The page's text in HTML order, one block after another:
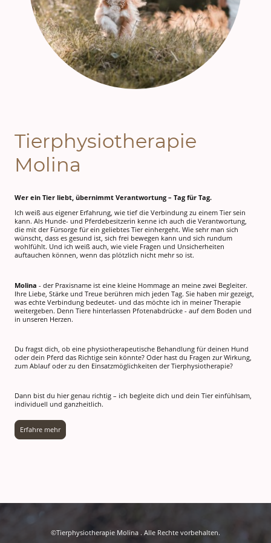
Tierphysiotherapie
Molina
Wer ein Tier liebt, übernimmt Verantwortung – Tag für Tag.
Ich weiß aus eigener Erfahrung, wie tief die Verbindung zu einem Tier sein
kann. Als Hunde- und Pferdebesitzerin kenne ich auch die Verantwortung,
die mit der Fürsorge für ein geliebtes Tier einhergeht. Wie sehr man sich
wünscht, dass es gesund ist, sich frei bewegen kann und sich rundum
wohlfühlt. Und ich weiß auch, wie viele Fragen und Unsicherheiten
auftauchen können, wenn das plötzlich nicht mehr so ist.
Molina - der Praxisname ist eine kleine Hommage an meine zwei Begleiter.
Ihre Liebe, Stärke und Treue berühren mich jeden Tag. Sie haben mir gezeigt,
was echte Verbindung bedeutet- und das möchte ich in meiner Therapie
weitergeben. Denn Tiere hinterlassen Pfotenabdrücke - auf dem Boden und
in unseren Herzen.
Du fragst dich, ob eine physiotherapeutische Behandlung für deinen Hund
oder dein Pferd das Richtige sein könnte? Oder hast du Fragen zur Wirkung,
zum Ablauf oder zu den Einsatzmöglichkeiten der Tierphysiotherapie?
Dann bist du hier genau richtig – ich begleite dich und dein Tier einfühlsam,
individuell und ganzheitlich.
Erfahre mehr
©Tierphysiotherapie Molina . Alle Rechte vorbehalten.